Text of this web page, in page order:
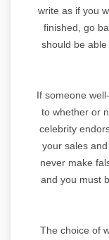
write as if you
finished, go
should be
If someone
to whether or
celebrity
your sales
never make
and you must
The choice of